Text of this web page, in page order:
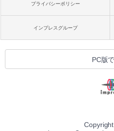
プライバシーポリシー
インプレスグループ
PC版